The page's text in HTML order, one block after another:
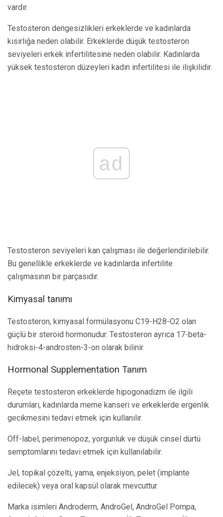
vardır.
Testosteron dengesizlikleri erkeklerde ve kadınlarda
kısırlığa neden olabilir. Erkeklerde düşük testosteron
seviyeleri erkek infertilitesine neden olabilir. Kadınlarda
yüksek testosteron düzeyleri kadın infertilitesi ile ilişkilidir.
ad
Testosteron seviyeleri kan çalışması ile değerlendirilebilir.
Bu genellikle erkeklerde ve kadınlarda infertilite
çalışmasının bir parçasıdır.
Kimyasal tanımı
Testosteron, kimyasal formülasyonu C19-H28-O2 olan
güçlü bir steroid hormonudur. Testosteron ayrıca 17-beta-
hidroksi-4-androsten-3-on olarak bilinir.
Hormonal Supplementation Tanım
Reçete testosteron erkeklerde hipogonadizm ile ilgili
durumları, kadınlarda meme kanseri ve erkeklerde ergenlik
gecikmesini tedavi etmek için kullanılır.
Off-label, perimenopoz, yorgunluk ve düşük cinsel dürtü
semptomlarını tedavi etmek için kullanılabilir.
Jel, topikal çözelti, yama, enjeksiyon, pelet (implante
edilecek) veya oral kapsül olarak mevcuttur.
Marka isimleri Androderm, AndroGel, AndroGel Pompa,